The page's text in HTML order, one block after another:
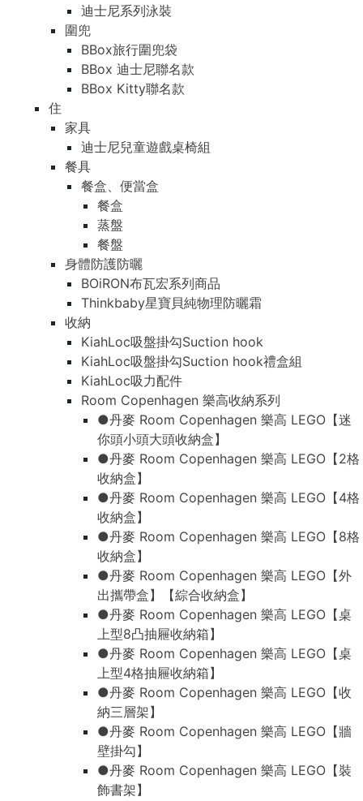
迪士尼系列泳裝
圍兜
BBox旅行圍兜袋
BBox 迪士尼聯名款
BBox Kitty聯名款
住
家具
迪士尼兒童遊戲桌椅組
餐具
餐盒、便當盒
餐盒
蒸盤
餐盤
身體防護防曬
BOiRON布瓦宏系列商品
Thinkbaby星寶貝純物理防曬霜
收納
KiahLoc吸盤掛勾Suction hook
KiahLoc吸盤掛勾Suction hook禮盒組
KiahLoc吸力配件
Room Copenhagen 樂高收納系列
●丹麥 Room Copenhagen 樂高 LEGO【迷
你頭小頭大頭收納盒】
●丹麥 Room Copenhagen 樂高 LEGO【2格
收納盒】
●丹麥 Room Copenhagen 樂高 LEGO【4格
收納盒】
●丹麥 Room Copenhagen 樂高 LEGO【8格
收納盒】
●丹麥 Room Copenhagen 樂高 LEGO【外
出攜帶盒】【綜合收納盒】
●丹麥 Room Copenhagen 樂高 LEGO【桌
上型8凸抽屜收納箱】
●丹麥 Room Copenhagen 樂高 LEGO【桌
上型4格抽屜收納箱】
●丹麥 Room Copenhagen 樂高 LEGO【收
納三層架】
●丹麥 Room Copenhagen 樂高 LEGO【牆
壁掛勾】
●丹麥 Room Copenhagen 樂高 LEGO【裝
飾書架】